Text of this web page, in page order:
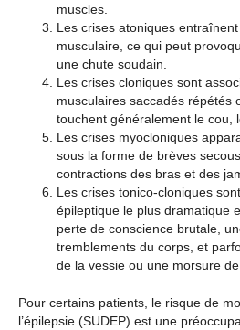
muscles.
Les crises atoniques
musculaire, ce qui peut
une chute soudain.
Les crises cloniques sont
musculaires saccadés répétés
touchent généralement le cou,
Les crises myocloniques
sous la forme de brèves
contractions des bras et des
Les crises tonico-cloniques
épileptique le plus dramatique
perte de conscience brutale,
tremblements du corps, et
de la vessie ou une morsure de
Pour certains patients, le risque de
l’épilepsie (SUDEP) est une